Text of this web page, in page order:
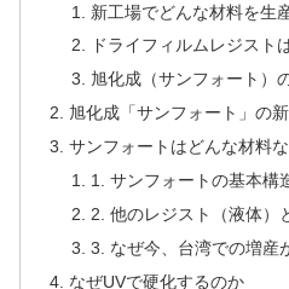
新工場でどんな材料を生
ドライフィルムレジスト
旭化成（サンフォート）
旭化成「サンフォート」の
サンフォートはどんな材料
1. サンフォートの基本構
2. 他のレジスト（液体）
3. なぜ今、台湾での増産
なぜUVで硬化するのか